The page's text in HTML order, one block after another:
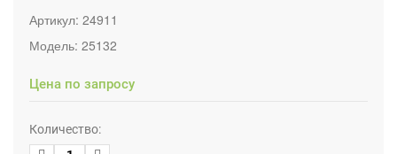
Артикул: 24911
Модель: 25132
Цена по запросу
Количество: